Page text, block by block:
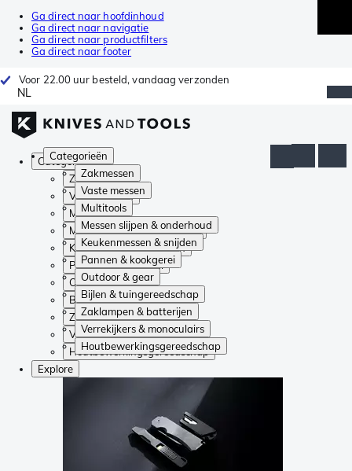
Ga direct naar hoofdinhoud
Ga direct naar navigatie
Ga direct naar productfilters
Ga direct naar footer
Voor 22.00 uur besteld, vandaag verzonden
NL
Categorieën
Zakmessen
Vaste messen
Multitools
Messen slijpen & onderhoud
Keukenmessen & snijden
Pannen & kookgerei
Outdoor & gear
Bijlen & tuingereedschap
Zaklampen & batterijen
Verrekijkers & monoculairs
Houtbewerkingsgereedschap
Categorieën
Zakmessen
Vaste messen
Multitools
Messen slijpen & onderhoud
Keukenmessen & snijden
Pannen & kookgerei
Outdoor & gear
Bijlen & tuingereedschap
Zaklampen & batterijen
Verrekijkers & monoculairs
Houtbewerkingsgereedschap
Explore